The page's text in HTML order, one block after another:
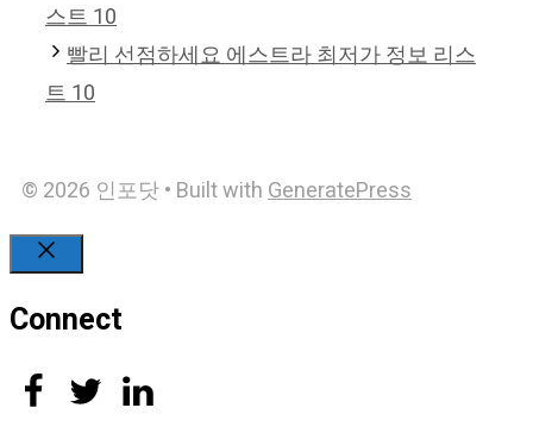
스트 10
빨리 선점하세요 에스트라 최저가 정보 리스
트 10
© 2026 인포닷• Built withGeneratePress
Connect